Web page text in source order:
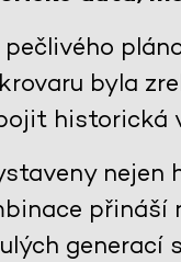
byla
historická
nejen
generací